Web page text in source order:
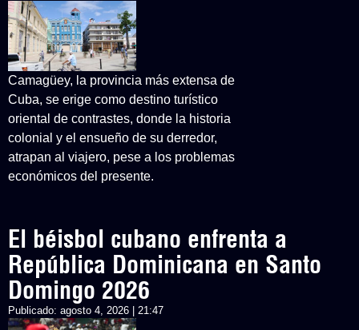
Camagüey, la provincia más extensa de
Cuba, se erige como destino turístico
oriental de contrastes, donde la historia
colonial y el ensueño de su derredor,
atrapan al viajero, pese a los problemas
económicos del presente.
El béisbol cubano enfrenta a
República Dominicana en Santo
Domingo 2026
Publicado: agosto 4, 2026 | 21:47